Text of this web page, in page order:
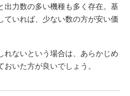
出力数の多い機種も多く存在。基
ていれば、少ない数の方が安い価
れないという場合は、あらかじめ
いた方が良いでしょう。